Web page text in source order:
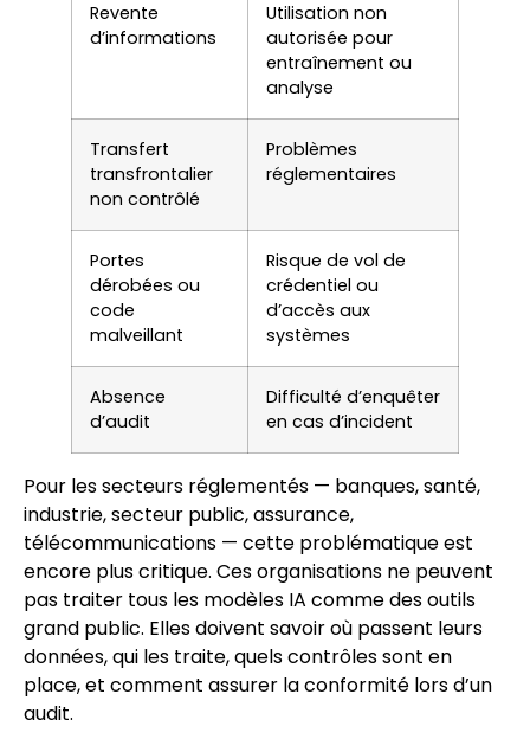
Revente
d’informations
Utilisation non
autorisée pour
entraînement ou
analyse
Transfert
transfrontalier
non contrôlé
Problèmes
réglementaires
Portes
dérobées ou
code
malveillant
Risque de vol de
crédentiel ou
d’accès aux
systèmes
Absence
d’audit
Difficulté d’enquêter
en cas d’incident
Pour les secteurs réglementés — banques, santé,
industrie, secteur public, assurance,
télécommunications — cette problématique est
encore plus critique. Ces organisations ne peuvent
pas traiter tous les modèles IA comme des outils
grand public. Elles doivent savoir où passent leurs
données, qui les traite, quels contrôles sont en
place, et comment assurer la conformité lors d’un
audit.